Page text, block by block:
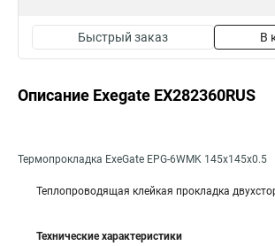
Быстрый заказ В
Описание Exegate EX282360RUS
Термопрокладка ExeGate EPG-6WMK 145x145x0.5
Теплопроводящая клейкая прокладка
Технические характеристики